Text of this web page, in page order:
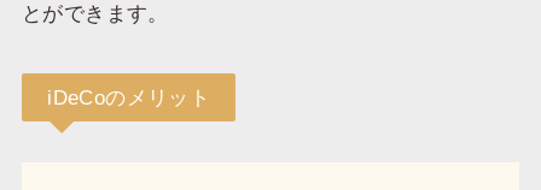
とができます。
iDeCoのメリット